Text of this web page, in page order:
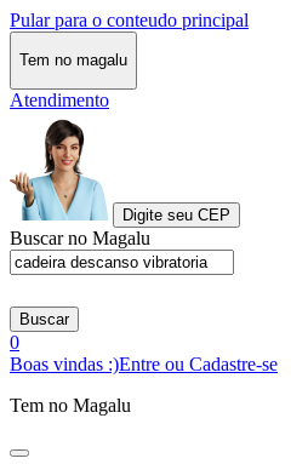
Pular para o conteudo principal
Tem no magalu
Atendimento
Digite seu CEP
Buscar no Magalu
Buscar
0
Boas vindas :)Entre ou Cadastre-se
Tem no Magalu